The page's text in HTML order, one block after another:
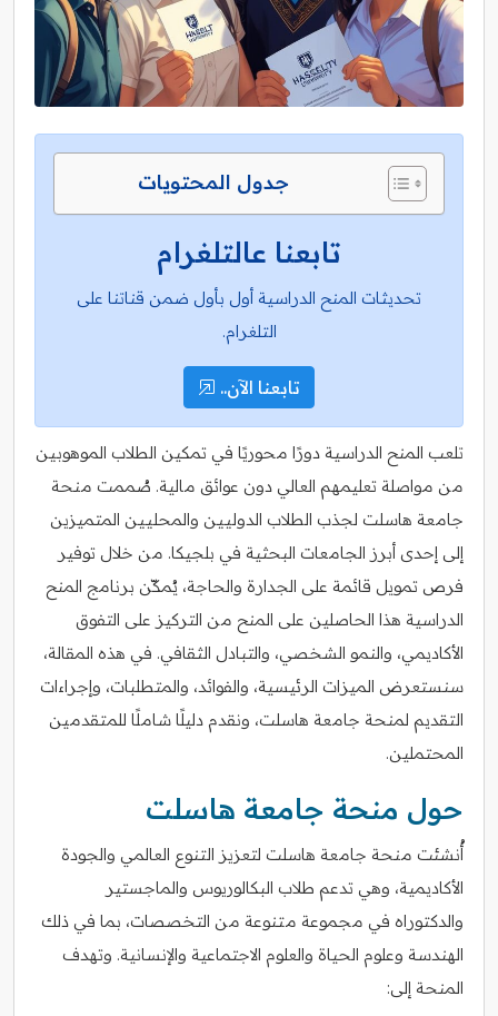
جدول المحتويات
تابعنا عالتلغرام
تحديثات المنح الدراسية أول بأول ضمن قناتنا على
التلغرام.
تابعنا الآن..
تلعب المنح الدراسية دورًا محوريًا في تمكين الطلاب الموهوبين
من مواصلة تعليمهم العالي دون عوائق مالية. صُممت منحة
جامعة هاسلت لجذب الطلاب الدوليين والمحليين المتميزين
إلى إحدى أبرز الجامعات البحثية في بلجيكا. من خلال توفير
فرص تمويل قائمة على الجدارة والحاجة، يُمكّن برنامج المنح
الدراسية هذا الحاصلين على المنح من التركيز على التفوق
الأكاديمي، والنمو الشخصي، والتبادل الثقافي. في هذه المقالة،
سنستعرض الميزات الرئيسية، والفوائد، والمتطلبات، وإجراءات
التقديم لمنحة جامعة هاسلت، ونقدم دليلًا شاملًا للمتقدمين
المحتملين.
حول منحة جامعة هاسلت
أُنشئت منحة جامعة هاسلت لتعزيز التنوع العالمي والجودة
الأكاديمية، وهي تدعم طلاب البكالوريوس والماجستير
والدكتوراه في مجموعة متنوعة من التخصصات، بما في ذلك
الهندسة وعلوم الحياة والعلوم الاجتماعية والإنسانية. وتهدف
المنحة إلى: